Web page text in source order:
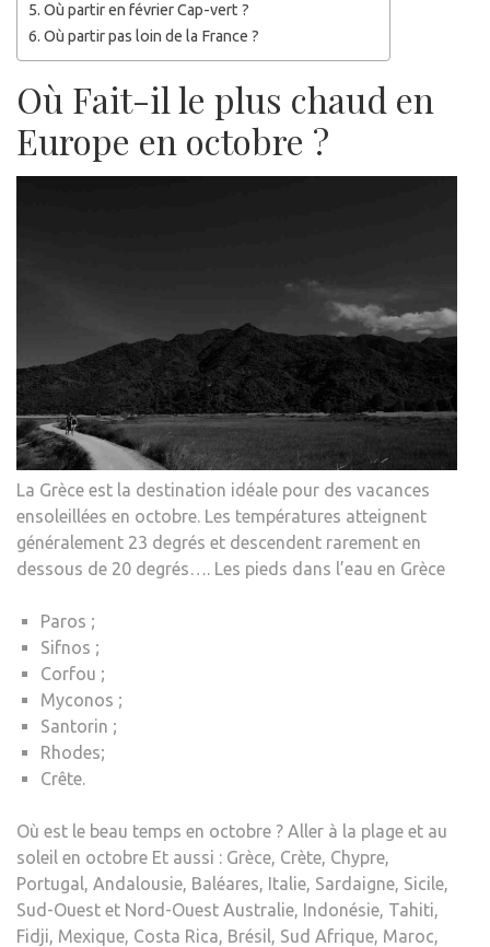
Où partir en février Cap-vert ?
Où partir pas loin de la France ?
Où Fait-il le plus chaud en
Europe en octobre ?
La Grèce est la destination idéale pour des vacances
ensoleillées en octobre. Les températures atteignent
généralement 23 degrés et descendent rarement en
dessous de 20 degrés…. Les pieds dans l’eau en Grèce
Paros ;
Sifnos ;
Corfou ;
Myconos ;
Santorin ;
Rhodes;
Crête.
Où est le beau temps en octobre ? Aller à la plage et au
soleil en octobre Et aussi : Grèce, Crète, Chypre,
Portugal, Andalousie, Baléares, Italie, Sardaigne, Sicile,
Sud-Ouest et Nord-Ouest Australie, Indonésie, Tahiti,
Fidji, Mexique, Costa Rica, Brésil, Sud Afrique, Maroc,